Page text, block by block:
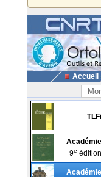
Accueil
TLFi
Académie
9e édition
Académie